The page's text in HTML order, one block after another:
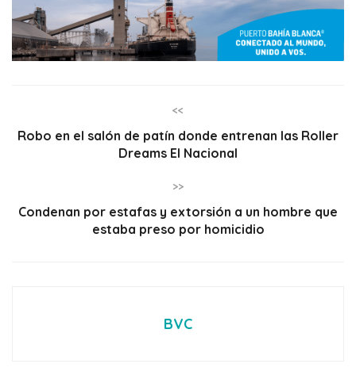
<<
Robo en el salón de patín donde entrenan las Roller
Dreams El Nacional
>>
Condenan por estafas y extorsión a un hombre que
estaba preso por homicidio
BVC